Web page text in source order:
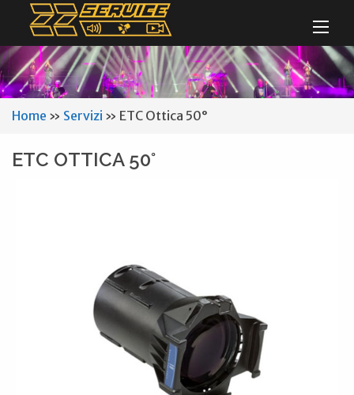
Home » Servizi » ETC Ottica 50°
ETC OTTICA 50°